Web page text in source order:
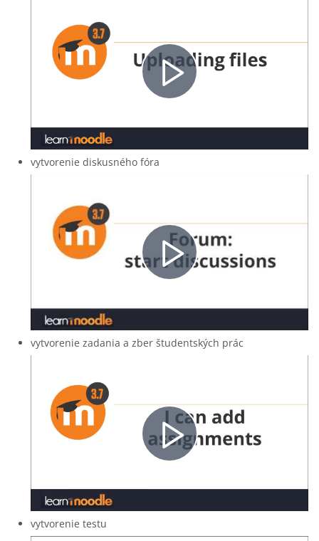
Video
abspielen
vytvorenie diskusného fóra
Video
abspielen
vytvorenie zadania a zber študentských prác
Video
abspielen
vytvorenie testu